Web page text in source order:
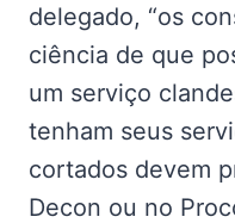
delegado, “os
ciência de que
um serviço
tenham seus
cortados devem
Decon ou no